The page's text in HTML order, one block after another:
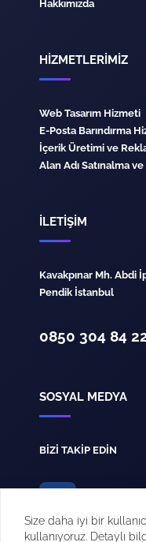
Hakkımızda
HİZMETLERİMİZ
Web Tasarım Hizmeti
E-Posta Barındırma
İçerik Üretimi ve
Alan Adı Satınalma
İLETİŞİM
Kavakpınar Mh. Abdi
Pendik İstanbul
0850 304 84
SOSYAL MEDYA
BİZİ TAKİP EDİN
Size daha iyi bir
kullanıyoruz. Detaylı